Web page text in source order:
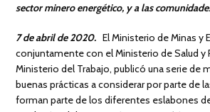
sector minero energético, y a las
7 de abril de 2020. El Ministerio de Minas y
conjuntamente con el Ministerio de Salud y
Ministerio del Trabajo, publicó una serie de
buenas prácticas a considerar por parte de
forman parte de los diferentes eslabones